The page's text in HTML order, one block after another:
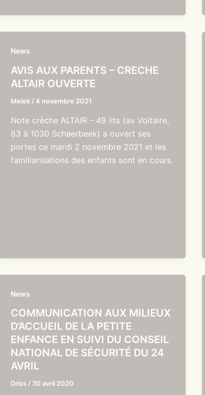
News
AVIS AUX PARENTS – CRECHE
ALTAIR OUVERTE
Melek /4 novembre 2021
Note crèche ALTAIR – 49 lits (av Voltaire,
63 à 1030 Schaerbeek) a ouvert ses
portes ce mardi 2 novembre 2021 et les
familiarisations des enfants sont en cours.
News
COMMUNICATION AUX MILIEUX
D’ACCUEIL DE LA PETITE
ENFANCE EN SUIVI DU CONSEIL
NATIONAL DE SÉCURITÉ DU 24
AVRIL
Driss / 30 avril 2020